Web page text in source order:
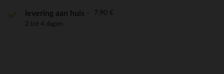
levering aan huis 7,90 €
2 tot 4 dagen